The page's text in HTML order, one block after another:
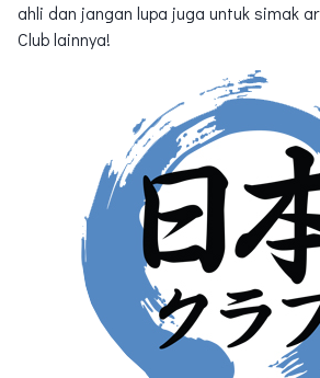
ahli dan jangan lupa juga untuk simak
Club lainnya!